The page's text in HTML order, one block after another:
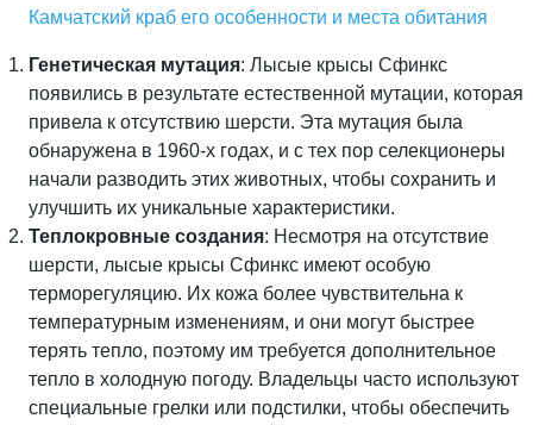
Камчатский краб его особенности и места обитания
Генетическая мутация: Лысые крысы Сфинкс
появились в результате естественной мутации, которая
привела к отсутствию шерсти. Эта мутация была
обнаружена в 1960-х годах, и с тех пор селекционеры
начали разводить этих животных, чтобы сохранить и
улучшить их уникальные характеристики.
Теплокровные создания: Несмотря на отсутствие
шерсти, лысые крысы Сфинкс имеют особую
терморегуляцию. Их кожа более чувствительна к
температурным изменениям, и они могут быстрее
терять тепло, поэтому им требуется дополнительное
тепло в холодную погоду. Владельцы часто используют
специальные грелки или подстилки, чтобы обеспечить